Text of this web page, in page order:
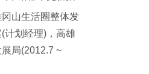
山生活圈整体发
计划经理)，高雄
局(2012.7 ~